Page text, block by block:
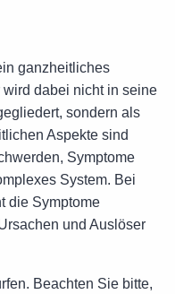
ganzheitliches
dabei nicht in seine
sondern als
Aspekte sind
Symptome
System. Bei
die Symptome
und Auslöser
Beachten Sie bitte,